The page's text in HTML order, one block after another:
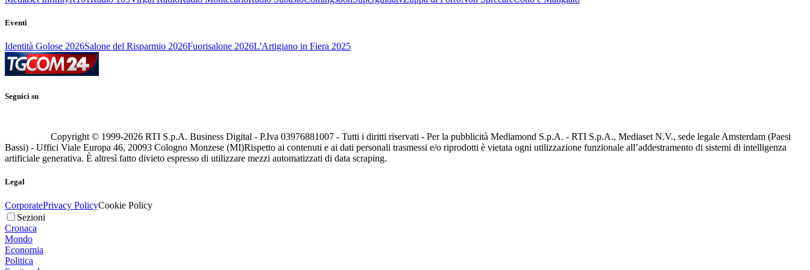
Eventi
Identità Golose 2026Salone del Risparmio 2026Fuorisalone 2026L'Artigiano in Fiera 2025
Seguici su
Copyright © 1999-2026 RTI S.p.A. Business Digital - P.Iva 03976881007 - Tutti i diritti riservati - Per la pubblicità Mediamond S.p.A. - RTI S.p.A., Mediaset N.V., sede legale Amsterdam (Paesi
Bassi) - Uffici Viale Europa 46, 20093 Cologno Monzese (MI)Rispetto ai contenuti e ai dati personali trasmessi e/o riprodotti è vietata ogni utilizzazione funzionale all’addestramento di sistemi di intelligenza
artificiale generativa. È altresì fatto divieto espresso di utilizzare mezzi automatizzati di data scraping.
Legal
CorporatePrivacy PolicyCookie Policy
Sezioni
Cronaca
Mondo
Economia
Politica